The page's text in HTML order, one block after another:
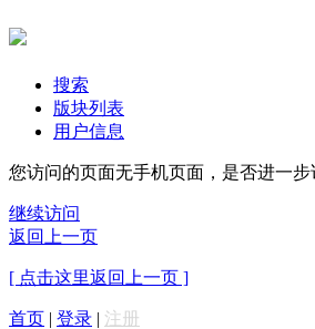
搜索
版块列表
用户信息
您访问的页面无手机页面，是否进一步
继续访问
返回上一页
[ 点击这里返回上一页 ]
首页 | 登录 | 注册